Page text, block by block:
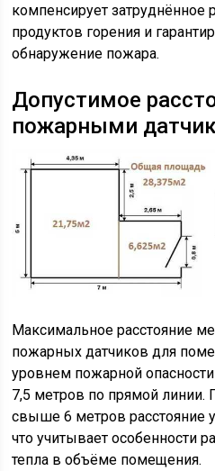
компенсирует затруднённое
продуктов горения и
обнаружение пожара.
Допустимое
пожарными
Максимальное расстояние
пожарных датчиков для
уровнем пожарной
7,5 метров по прямой линии.
свыше 6 метров расстояние
что учитывает особенности
тепла в объёме помещения.